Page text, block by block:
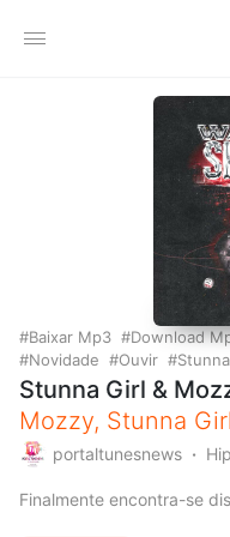
Baixar Mp3 Download
Novidade
Ouvir
Stunna Girl &
Mozzy, Stunna Girl
portaltunesnews
Finalmente encontra-se